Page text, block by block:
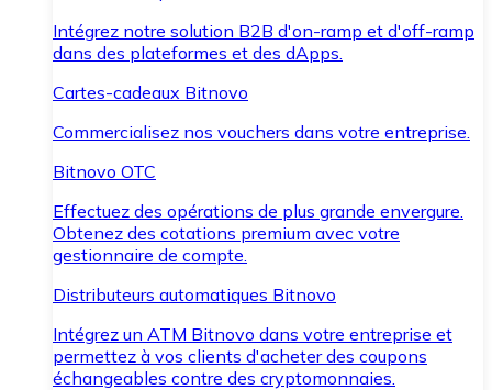
Intégrez notre solution B2B d'on-ramp et d'off-ramp
dans des plateformes et des dApps.
Cartes-cadeaux Bitnovo
Commercialisez nos vouchers dans votre entreprise.
Bitnovo OTC
Effectuez des opérations de plus grande envergure.
Obtenez des cotations premium avec votre
gestionnaire de compte.
Distributeurs automatiques Bitnovo
Intégrez un ATM Bitnovo dans votre entreprise et
permettez à vos clients d'acheter des coupons
échangeables contre des cryptomonnaies.